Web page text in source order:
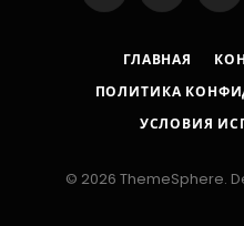
(Twitter)
ГЛАВНАЯ
ПОЛИТИКА
УСЛОВИЯ
© 2026 ThemeSphere.